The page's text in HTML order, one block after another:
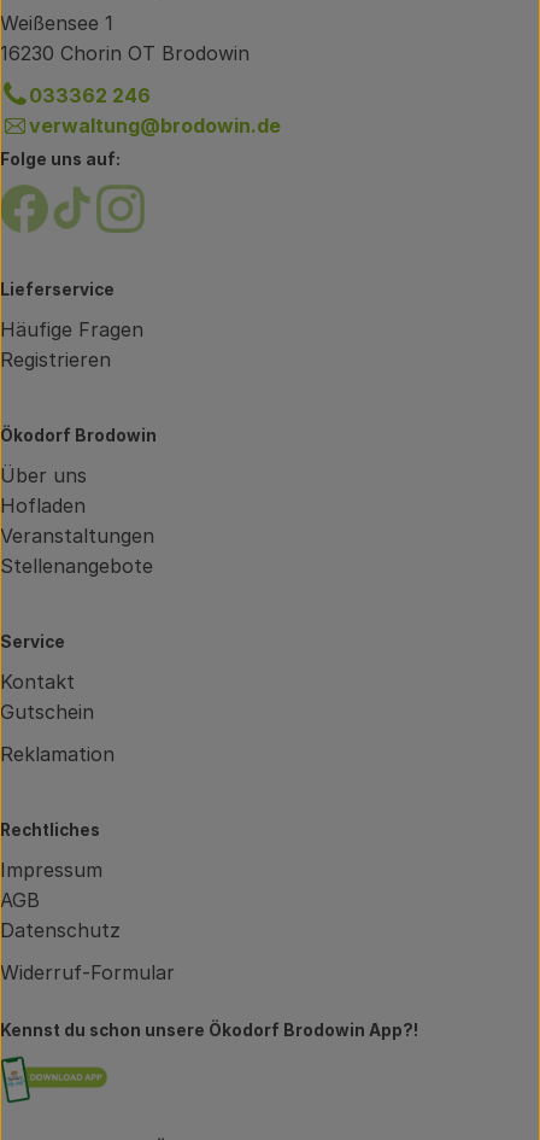
Weißensee 1
16230 Chorin OT Brodowin
033362 246
verwaltung@brodowin.de
Folge uns auf:
Externer Link zu https://www.facebook.com/
Externer Link zu https://www.tiktok.com/
Externer Link zu https://
Lieferservice
Häufige Fragen
Registrieren
Ökodorf Brodowin
Über uns
Hofladen
Veranstaltungen
Stellenangebote
Service
Kontakt
Gutschein
Reklamation
Rechtliches
Impressum
AGB
Datenschutz
Widerruf-Formular
Kennst du schon unsere Ökodorf Brodowin App?!
Externer Link zu https://brodowin.de/